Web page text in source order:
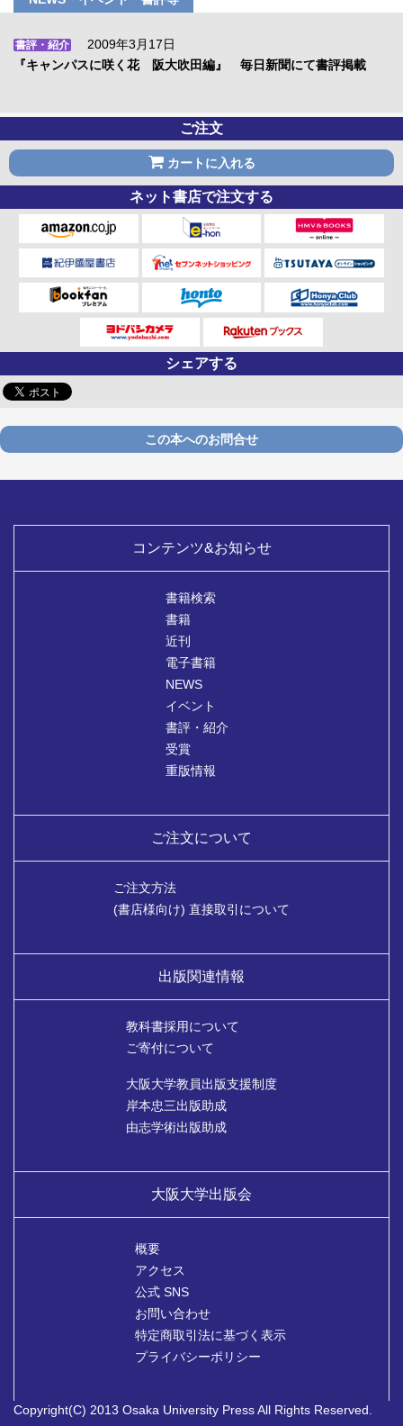
書評・紹介
2009年3月17日
『キャンパスに咲く花 阪大吹田編』 毎日新聞にて書評掲載
ご注文
カートに入れる
ネット書店で注文する
シェアする
この本へのお問合せ
コンテンツ&お知らせ
書籍検索
書籍
近刊
電子書籍
NEWS
イベント
書評・紹介
受賞
重版情報
ご注文について
ご注文方法
(書店様向け) 直接取引について
出版関連情報
教科書採用について
ご寄付について
大阪大学教員出版支援制度
岸本忠三出版助成
由志学術出版助成
大阪大学出版会
概要
アクセス
公式 SNS
お問い合わせ
特定商取引法に基づく表示
プライバシーポリシー
Copyright(C) 2013 Osaka University Press All Rights Reserved.